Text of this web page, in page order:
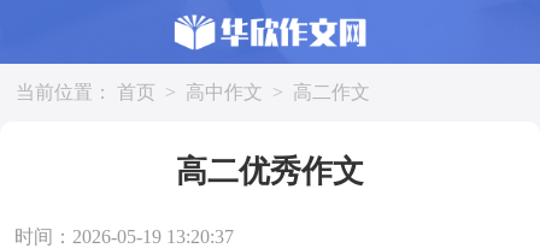
当前位置： 首页 > 高中作文 > 高二作文
高二优秀作文
时间：2026-05-19 13:20:37